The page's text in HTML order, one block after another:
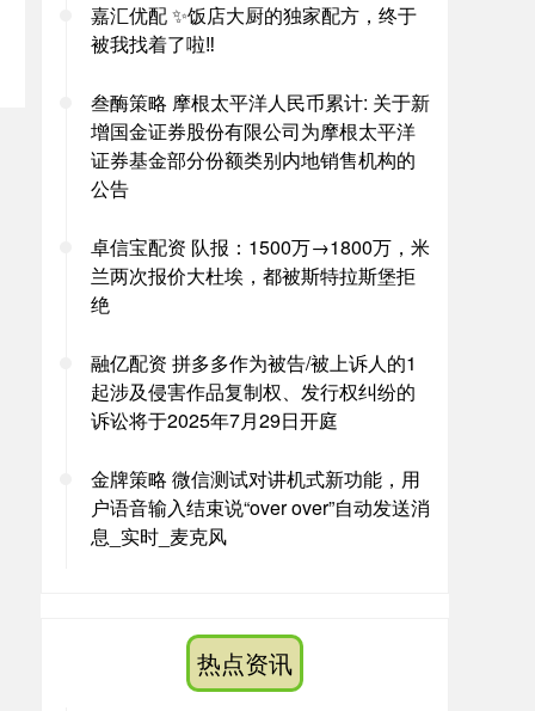
嘉汇优配 ✨饭店大厨的独家配方，终于
被我找着了啦‼️
叁酶策略 摩根太平洋人民币累计: 关于新
增国金证券股份有限公司为摩根太平洋
证券基金部分份额类别内地销售机构的
公告
卓信宝配资 队报：1500万→1800万，米
兰两次报价大杜埃，都被斯特拉斯堡拒
绝
融亿配资 拼多多作为被告/被上诉人的1
起涉及侵害作品复制权、发行权纠纷的
诉讼将于2025年7月29日开庭
金牌策略 微信测试对讲机式新功能，用
户语音输入结束说“over over”自动发送消
息_实时_麦克风
热点资讯